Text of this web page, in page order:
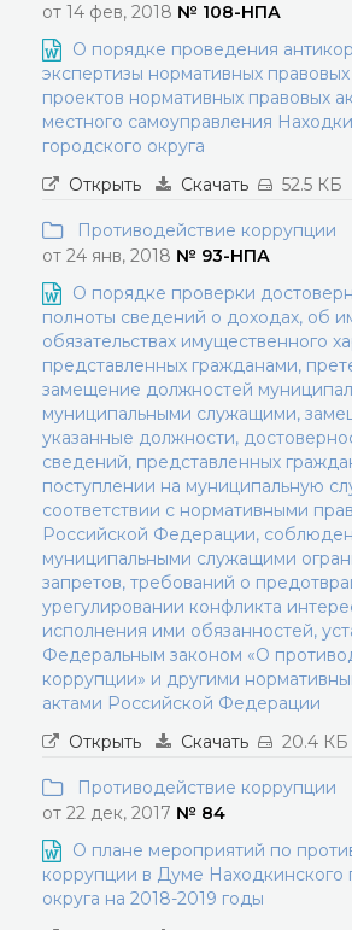
от 14 фев, 2018 № 108-НПА
О порядке проведения
экспертизы нормативных правовых
проектов нормативных правовых
местного самоуправления
городского округа
Открыть
Скачать 52.5 КБ
Противодействие коррупции
от 24 янв, 2018 № 93-НПА
О порядке проверки
полноты сведений о доходах, об
обязательствах имущественного
представленных гражданами,
замещение должностей
муниципальными служащими,
указанные должности,
сведений, представленных
поступлении на муниципальную
соответствии с нормативными
Российской Федерации,
муниципальными служащими
запретов, требований о
урегулировании конфликта
исполнения ими обязанностей,
Федеральным законом «О
коррупции» и другими
актами Российской Федерации
Открыть
Скачать 20.4 КБ
Противодействие коррупции
от 22 дек, 2017 № 84
О плане мероприятий по
коррупции в Думе Находкинского
округа на 2018-2019 годы